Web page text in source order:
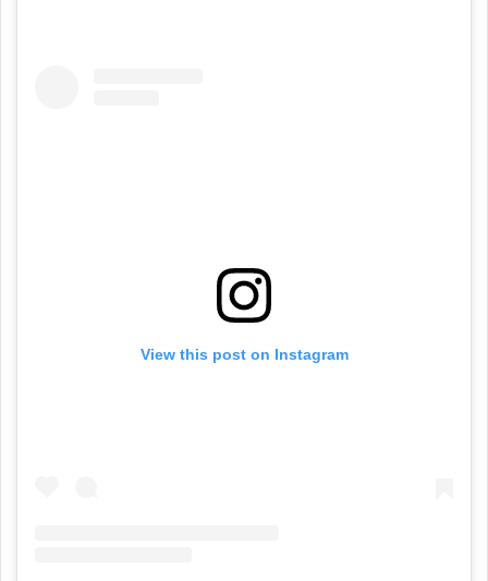
View this post on Instagram